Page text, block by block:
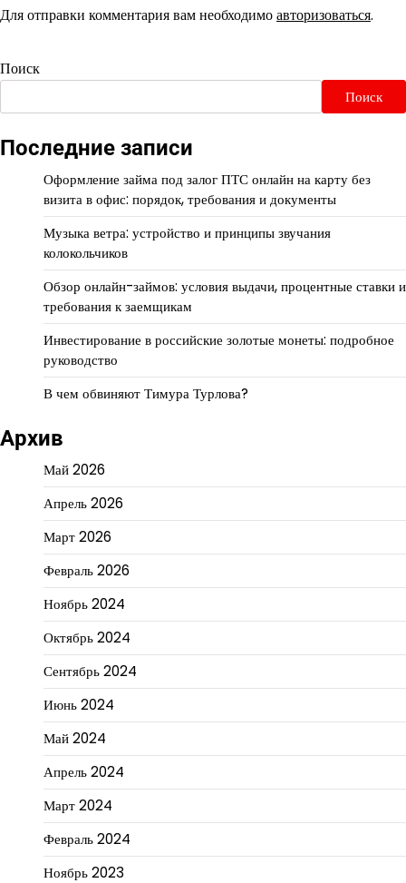
Для отправки комментария вам необходимоавторизоваться.
Поиск
Поиск
Последние записи
Оформление займа под залог ПТС онлайн на карту без
визита в офис: порядок, требования и документы
Музыка ветра: устройство и принципы звучания
колокольчиков
Обзор онлайн-займов: условия выдачи, процентные ставки и
требования к заемщикам
Инвестирование в российские золотые монеты: подробное
руководство
В чем обвиняют Тимура Турлова?
Архив
Май 2026
Апрель 2026
Март 2026
Февраль 2026
Ноябрь 2024
Октябрь 2024
Сентябрь 2024
Июнь 2024
Май 2024
Апрель 2024
Март 2024
Февраль 2024
Ноябрь 2023